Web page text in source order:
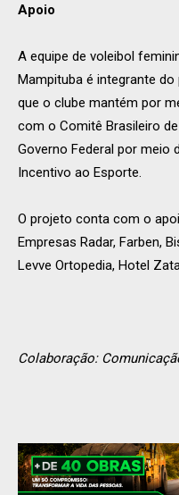
Apoio
A equipe de voleibol
Mampituba é integrante
que o clube mantém por
com o Comitê Brasileiro
Governo Federal por meio
Incentivo ao Esporte.
O projeto conta com o
Empresas Radar, Farben,
Levve Ortopedia, Hotel
Colaboração: